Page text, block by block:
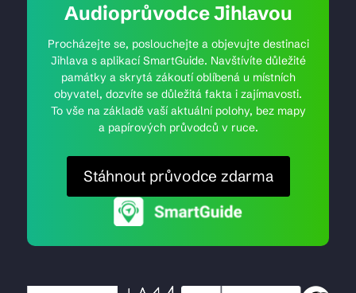
Audioprůvodce Jihlavou
Procházejte se, poslouchejte a objevujte destinaci
Jihlava s aplikací SmartGuide. Navštívíte důležité
památky a skrytá zákoutí oblíbená u místních
obyvatel, dozvíte se důležitá fakta i zajímavosti.
To vše na základě vaší aktuální polohy, bez mapy
a papírových průvodců v ruce.
Stáhnout průvodce zdarma